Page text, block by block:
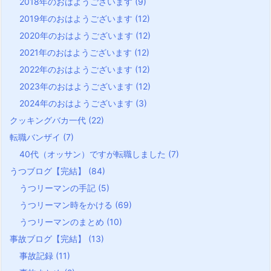
2019年のおはようございます (12)
2020年のおはようございます (12)
2021年のおはようございます (12)
2022年のおはようございます (12)
2023年のおはようございます (12)
2024年のおはようございます (3)
クッキングバカ一代 (22)
転職バンザイ (7)
40代（オッサン）ですが転職しました (7)
うつブログ【完結】 (84)
うつリーマンの手記 (5)
うつリーマン時をかける (69)
うつリーマンのまとめ (10)
事故ブログ【完結】 (13)
事故記録 (11)